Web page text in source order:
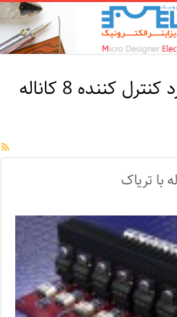
برد کنترل کننده 8 کاناله